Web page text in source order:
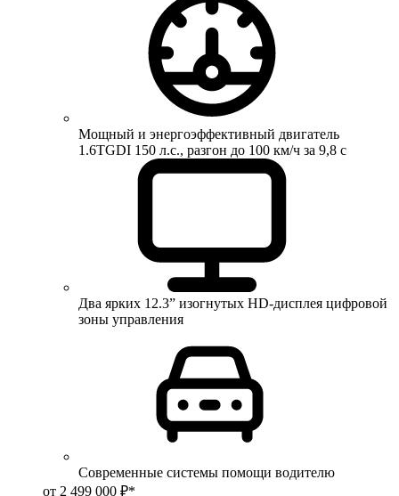
Мощный и энергоэффективный двигатель
1.6TGDI 150 л.с., разгон до 100 км/ч за 9,8 с
Два ярких 12.3” изогнутых HD-дисплея цифровой
зоны управления
Современные системы помощи водителю
от 2 499 000 ₽*